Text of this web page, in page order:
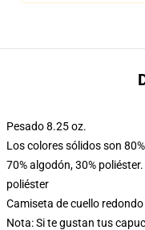
Pesado 8.25 oz.
Los colores sólidos son
70% algodón, 30%
poliéster
Camiseta de cuello
Nota: Si te gustan tus